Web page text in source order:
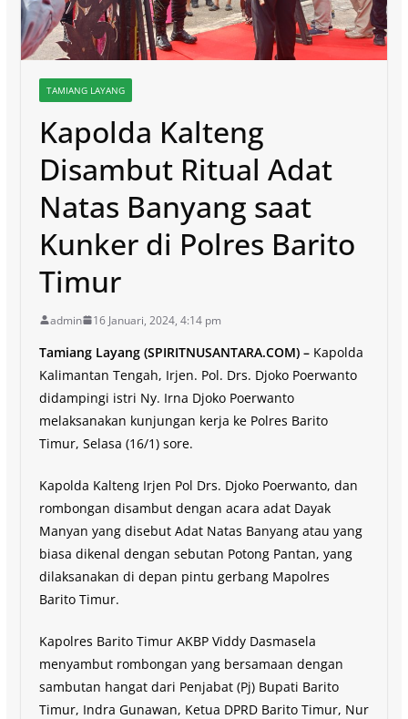
TAMIANG LAYANG
Kapolda Kalteng
Disambut Ritual Adat
Natas Banyang saat
Kunker di Polres Barito
Timur
admin 16 Januari, 2024, 4:14 pm
Tamiang Layang (SPIRITNUSANTARA.COM) –Kapolda
Kalimantan Tengah, Irjen. Pol. Drs. Djoko Poerwanto
didampingi istri Ny. Irna Djoko Poerwanto
melaksanakan kunjungan kerja ke Polres Barito
Timur, Selasa (16/1) sore.
Kapolda Kalteng Irjen Pol Drs. Djoko Poerwanto, dan
rombongan disambut dengan acara adat Dayak
Manyan yang disebut Adat Natas Banyang atau yang
biasa dikenal dengan sebutan Potong Pantan, yang
dilaksanakan di depan pintu gerbang Mapolres
Barito Timur.
Kapolres Barito Timur AKBP Viddy Dasmasela
menyambut rombongan yang bersamaan dengan
sambutan hangat dari Penjabat (Pj) Bupati Barito
Timur, Indra Gunawan, Ketua DPRD Barito Timur, Nur